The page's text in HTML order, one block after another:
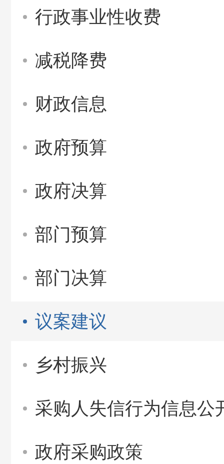
行政事业性收费
减税降费
财政信息
政府预算
政府决算
部门预算
部门决算
议案建议
乡村振兴
采购人失信行为信息公
政府采购政策